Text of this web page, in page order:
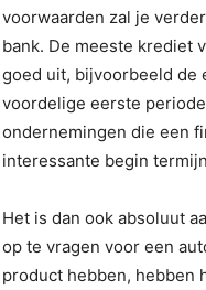
voorwaarden zal je
bank. De meeste krediet
goed uit, bijvoorbeeld de
voordelige eerste
ondernemingen die een
interessante begin
Het is dan ook absoluut
op te vragen voor een
product hebben, hebben